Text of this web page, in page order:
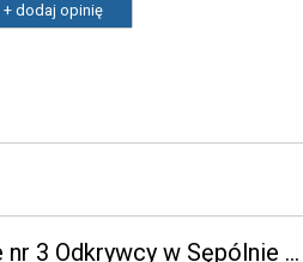
+ dodaj opinię
Gminne Przedszkole nr 3 Odkrywcy w Sępólnie Krajeńskim